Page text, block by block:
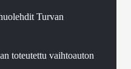
Turvan
toteutettu vaihtoauton